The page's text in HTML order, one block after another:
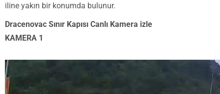
iline yakın bir konumda bulunur.
Dracenovac Sınır Kapısı Canlı Kamera izle
KAMERA 1